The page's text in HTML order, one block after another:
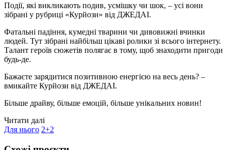
Події, які викликають подив, усмішку чи шок, – усі вони
зібрані у рубриці «Курйози» від ДЖЕДАІ.
Фатальні падіння, кумедні тварини чи дивовижні вчинки
людей. Тут зібрані найбільш цікаві ролики зі всього інтернету.
Талант героїв сюжетів полягає в тому, щоб знаходити пригоди
будь-де.
Бажаєте зарядитися позитивною енергією на весь день? –
вмикайте Курйози від ДЖЕДАІ.
Більше драйву, більше емоцій, більше унікальних новин!
Читати далі
Для нього 2+2